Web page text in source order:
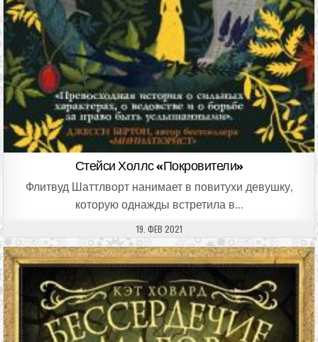
Стейси Холлс «Покровители»
Флитвуд Шаттлворт нанимает в повитухи девушку,
которую однажды встретила в…
ДАТА ПУБЛИКАЦИИ:
19. ФЕВ 2021